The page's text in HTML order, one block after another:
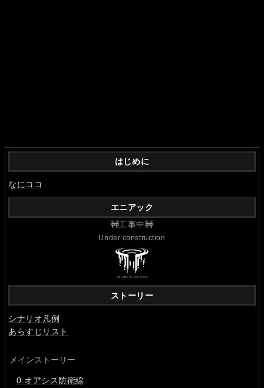
はじめに
なにココ
エニアック
🚧工事中🚧
Under construction
ストーリー
シナリオ凡例
あらすじリスト
メインストーリー
0.オアシス防衛線